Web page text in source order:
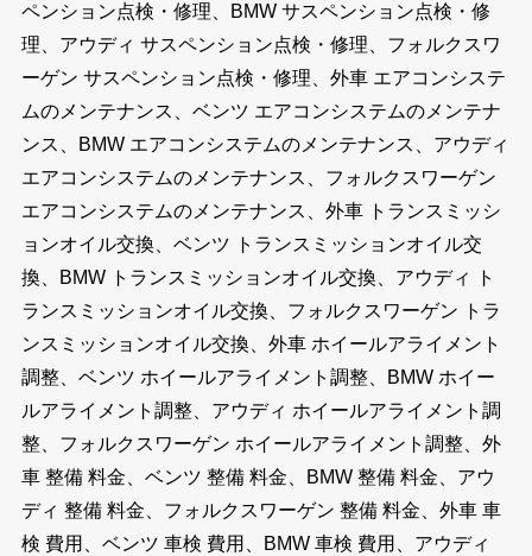
ペンション点検・修理、BMW サスペンション点検・修
理、アウディ サスペンション点検・修理、フォルクスワ
ーゲン サスペンション点検・修理、外車 エアコンシステ
ムのメンテナンス、ベンツ エアコンシステムのメンテナ
ンス、BMW エアコンシステムのメンテナンス、アウディ
エアコンシステムのメンテナンス、フォルクスワーゲン
エアコンシステムのメンテナンス、外車 トランスミッシ
ョンオイル交換、ベンツ トランスミッションオイル交
換、BMW トランスミッションオイル交換、アウディ ト
ランスミッションオイル交換、フォルクスワーゲン トラ
ンスミッションオイル交換、外車 ホイールアライメント
調整、ベンツ ホイールアライメント調整、BMW ホイー
ルアライメント調整、アウディ ホイールアライメント調
整、フォルクスワーゲン ホイールアライメント調整、外
車 整備 料金、ベンツ 整備 料金、BMW 整備 料金、アウ
ディ 整備 料金、フォルクスワーゲン 整備 料金、外車 車
検 費用、ベンツ 車検 費用、BMW 車検 費用、アウディ